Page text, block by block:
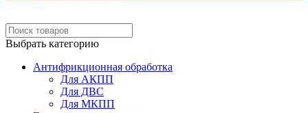
Выбрать категорию
Антифрикционная обработка
Для АКПП
Для ДВС
Для МКПП